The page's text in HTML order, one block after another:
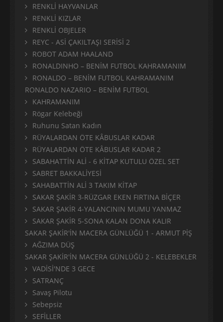
RENKLİ HAYVANLAR
RENKLİ KIZLAR
RENKLİ OBJELER
REYC - ASİ ÇAKILTAŞI SERİSİ 2
ROBOT ADAM HAALAND
RONALDINHO – BENİM FUTBOL KAHRAMANIM
RONALDO – BENİM FUTBOL KAHRAMANIM
RONALDO NAZARIO – BENİM FUTBOL
KAHRAMANIM
Rögar Kelebeği
Ruhunu Satan Kadın
RÜYALARDAN ÖTE KÂBUSLAR KADAR
RÜYALARDAN ÖTE KÂBUSLAR KADAR 2
SABAHATTİN ALİ - 6 KİTAP KUTULU ÖZEL SET
SABRET BAKKALİYESİ
SAHABATTİN ALİ 3 TAKIM KİTAP
SAKAR ŞAKİR 3-RÜZGAR EKEN FIRTINA BİÇER
SAKAR ŞAKİR 4-YALANCININ MUMU YANMAZ
SAKAR ŞAKİR 5-SONA KALAN DONA KALIR
SAKAR ŞAKİR'İN MACERA GÜNLÜĞÜ 1 - ARMUT PİŞ
AĞZIMA DÜŞ
SAKAR ŞAKİR'İN MACERA GÜNLÜĞÜ 2 - KELEBEKLER
VADİSİ'NDE 3 GECE
SATRANÇ
Savaş Pilotu
Sebepsiz
SEFİLLER